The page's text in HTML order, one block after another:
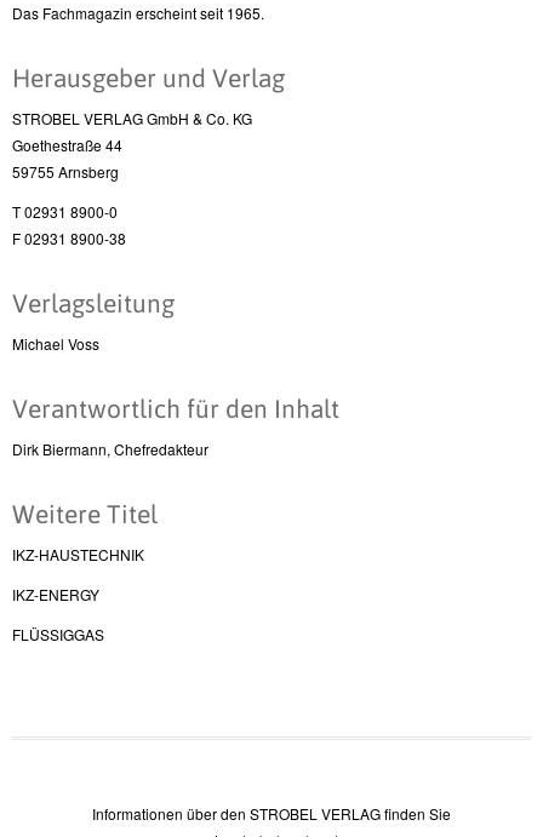
Das Fachmagazin erscheint seit 1965.
Herausgeber und Verlag
STROBEL VERLAG GmbH & Co. KG
Goethestraße 44
59755 Arnsberg
T 02931 8900-0
F 02931 8900-38
Verlagsleitung
Michael Voss
Verantwortlich für den Inhalt
Dirk Biermann, Chefredakteur
Weitere Titel
IKZ-HAUSTECHNIK
IKZ-ENERGY
FLÜSSIGGAS
Informationen über den STROBEL VERLAG finden Sie